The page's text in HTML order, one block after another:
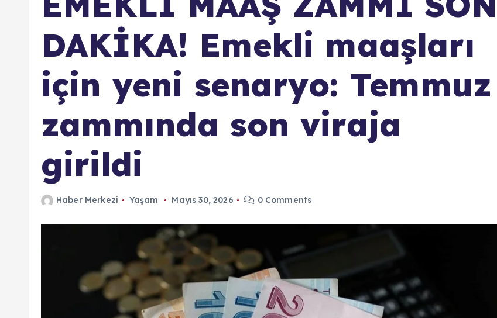
DAKİKA! Emekli maaşları
için yeni senaryo: Temmuz
zammında son viraja
girildi
Haber Merkezi Yaşam Mayıs 30, 2026 0 Comments